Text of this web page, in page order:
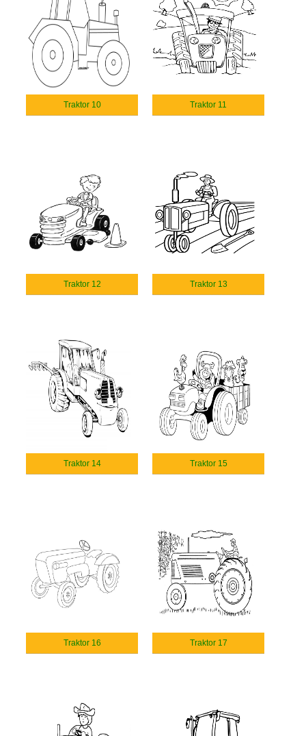
Traktor 10 Traktor 11
Traktor 12 Traktor 13
Traktor 14 Traktor 15
Traktor 16 Traktor 17